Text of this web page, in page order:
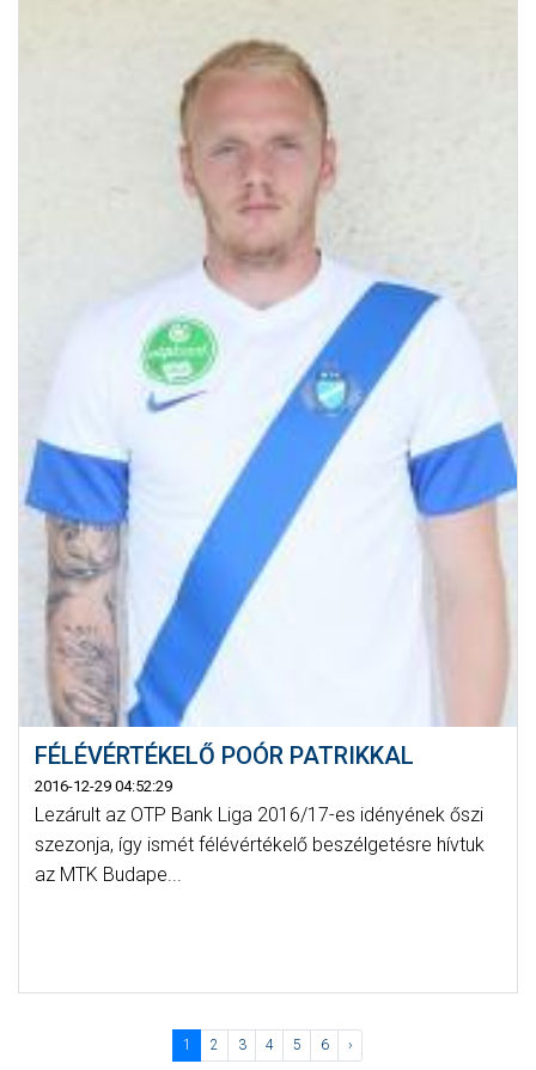
FÉLÉVÉRTÉKELŐ POÓR PATRIKKAL
2016-12-29 04:52:29
Lezárult az OTP Bank Liga 2016/17-es idényének őszi
szezonja, így ismét félévértékelő beszélgetésre hívtuk
az MTK Budape...
1 2 3 4 5 6 ›